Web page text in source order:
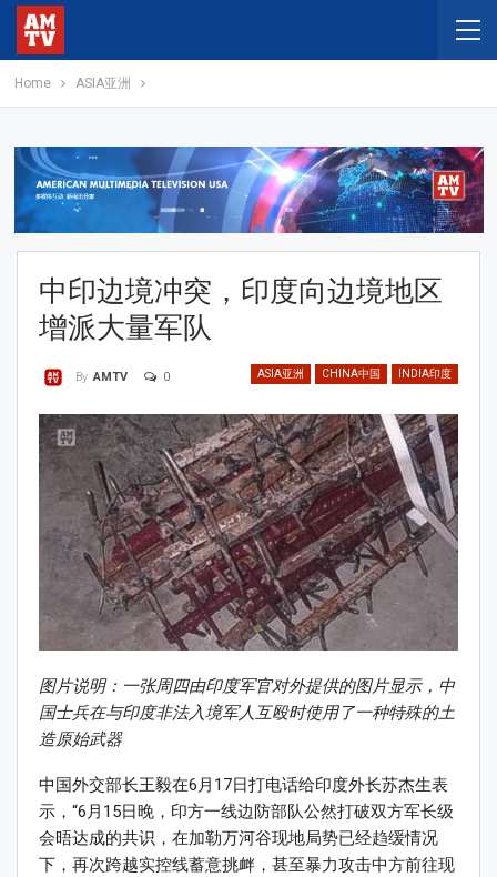
Home ASIA亚洲
中印边境冲突，印度向边境地区
增派大量军队
ASIA亚洲 CHINA中国 INDIA印度
By AMTV 0
图片说明：一张周四由印度军官对外提供的图片显示，中
国士兵在与印度非法入境军人互殴时使用了一种特殊的土
造原始武器
中国外交部长王毅在6月17日打电话给印度外长苏杰生表
示，“6月15日晚，印方一线边防部队公然打破双方军长级
会晤达成的共识，在加勒万河谷现地局势已经趋缓情况
下，再次跨越实控线蓄意挑衅，甚至暴力攻击中方前往现